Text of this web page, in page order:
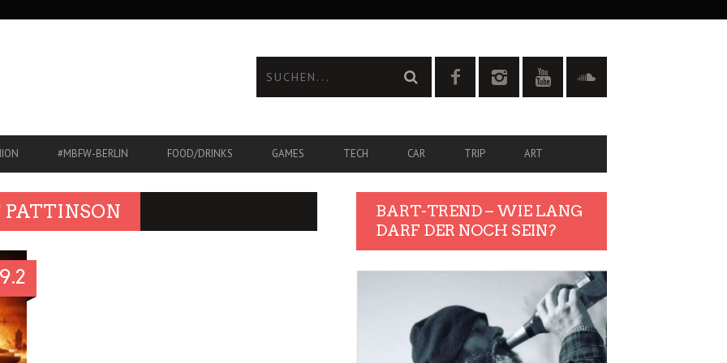
#MBFW-BERLIN FOOD/DRINKS GAMES TECH CAR TRIP ART
9.2
BART-TREND – WIE LANG
DARF DER NOCH SEIN?